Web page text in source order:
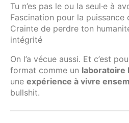
Tu n’es pas le ou la seul·e à
Fascination pour la puissance
Crainte de perdre ton
intégrité
On l’a vécue aussi. Et c’est
format comme un laboratoire
une expérience à vivre
bullshit.